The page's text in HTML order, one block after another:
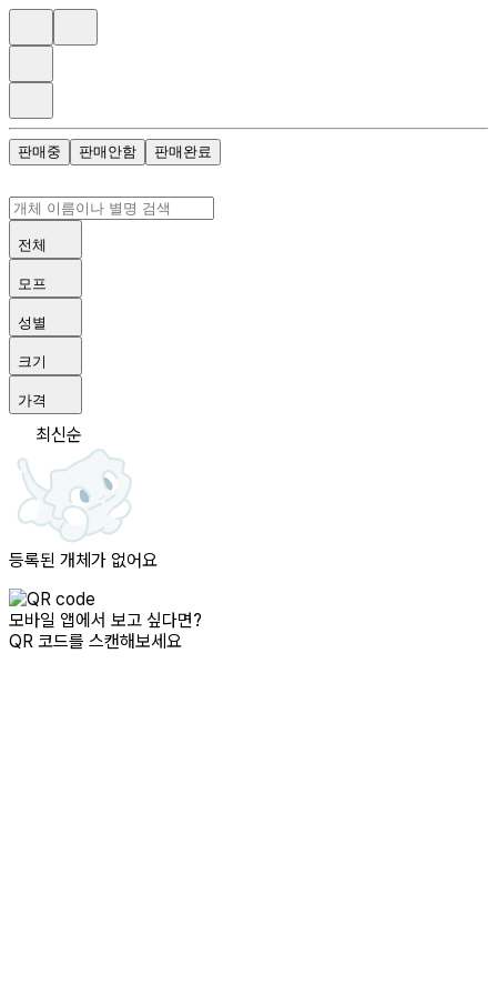
판매중 판매안함 판매완료
전체
모프
성별
크기
가격
최신순
등록된 개체가 없어요
모바일 앱에서 보고 싶다면?
QR 코드를 스캔해보세요